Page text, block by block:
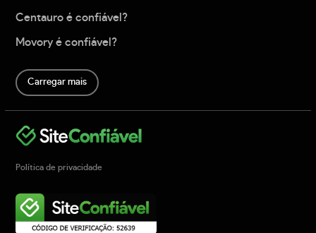
Centauro é confiável?
Movory é confiável?
Carregar mais
Política de privacidade